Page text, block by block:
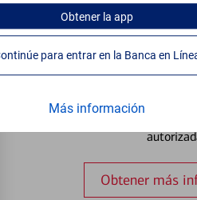
Obtenerla app
Continúe para entrar en la Banca
Más información
Bloquear y
Extraviar una tarjeta es más
embargo, puede bloquear y
tarjeta de débito para ayudar
Obtener más